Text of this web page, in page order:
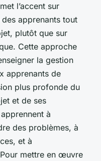
l’accent sur
des apprenants tout
plutôt que sur
Cette approche
la gestion
apprenants de
plus profonde du
et de ses
à
des problèmes, à
et à
mettre en œuvre